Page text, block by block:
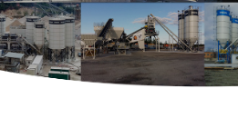
Продукция
Новости